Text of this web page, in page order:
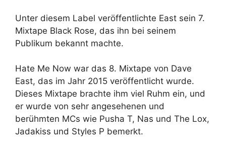
Unter diesem Label veröffentlichte East sein 7.
Mixtape Black Rose, das ihn bei seinem
Publikum bekannt machte.
Hate Me Now war das 8. Mixtape von Dave
East, das im Jahr 2015 veröffentlicht wurde.
Dieses Mixtape brachte ihm viel Ruhm ein, und
er wurde von sehr angesehenen und
berühmten MCs wie Pusha T, Nas und The Lox,
Jadakiss und Styles P bemerkt.